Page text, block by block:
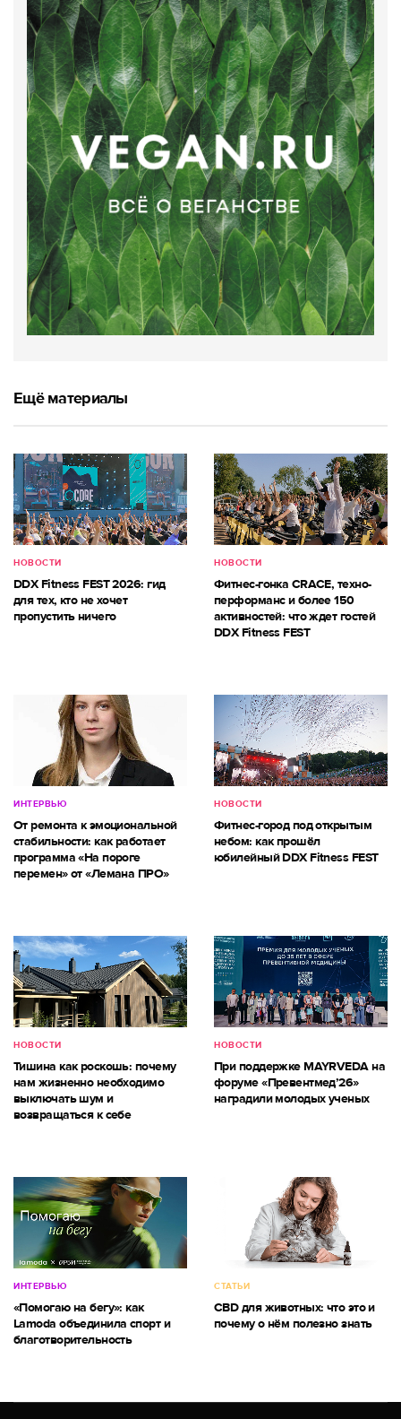
Ещё материалы
НОВОСТИ
DDX Fitness FEST 2026: гид
для тех, кто не хочет
пропустить ничего
НОВОСТИ
Фитнес-гонка CRACE, техно-
перформанс и более 150
активностей: что ждет гостей
DDX Fitness FEST
ИНТЕРВЬЮ
От ремонта к эмоциональной
стабильности: как работает
программа «На пороге
перемен» от «Лемана ПРО»
НОВОСТИ
Фитнес-город под открытым
небом: как прошёл
юбилейный DDX Fitness FEST
НОВОСТИ
Тишина как роскошь: почему
нам жизненно необходимо
выключать шум и
возвращаться к себе
НОВОСТИ
При поддержке MAYRVEDA на
форуме «Превентмед’26»
наградили молодых ученых
ИНТЕРВЬЮ
«Помогаю на бегу»: как
Lamoda объединила спорт и
благотворительность
СТАТЬИ
CBD для животных: что это и
почему о нём полезно знать